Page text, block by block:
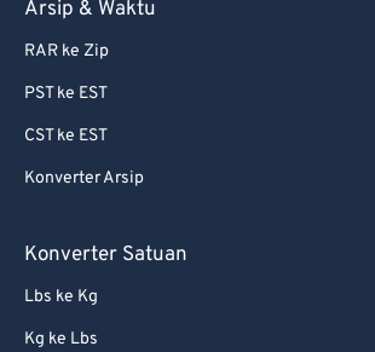
Arsip & Waktu
RAR ke Zip
PST ke EST
CST ke EST
Konverter Arsip
Konverter Satuan
Lbs ke Kg
Kg ke Lbs